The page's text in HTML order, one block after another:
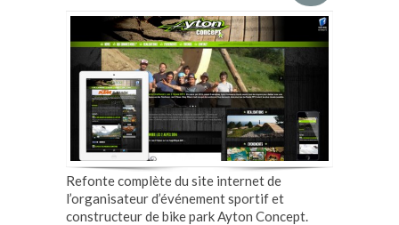
Refonte complète du site internet de
l’organisateur d’événement sportif et
constructeur de bike park Ayton Concept.